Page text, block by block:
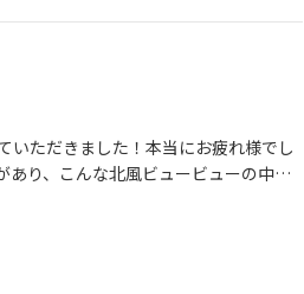
いただきました！本当にお疲れ様でし
り、こんな北風ビュービューの中で
同じ人物の場合、屋外での写真の方
調される⑤女性は髪がなびいたりす